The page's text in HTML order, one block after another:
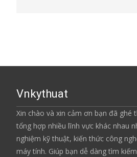
Vnkythuat
Xin chào và xin cảm ơn bạn đã ghé
tổng hợp nhiều lĩnh vực khác nhau
nghiệm kỹ thuật, kiến thức công
máy tính. Giúp bạn dễ dàng tìm